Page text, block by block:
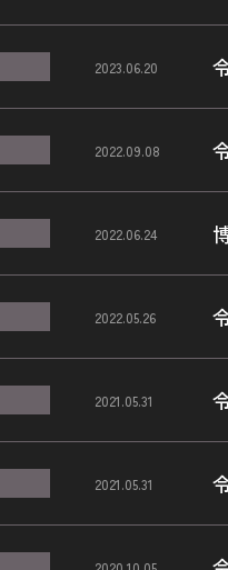
2023.06.20
2022.09.08
2022.06.24
2022.05.26
2021.05.31
2021.05.31